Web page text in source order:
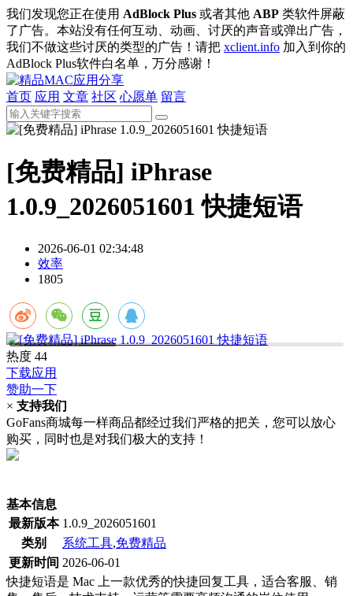
我们发现您正在使用 AdBlock Plus 或者其他 ABP 类软件屏蔽
了广告。本站没有任何互动、动画、讨厌的声音或弹出广告，
我们不做这些讨厌的类型的广告！请把 xclient.info 加入到你的
AdBlock Plus软件白名单，万分感谢！
首页 应用 文章 社区 心愿单 留言
[免费精品] iPhrase
1.0.9_2026051601 快捷短语
2026-06-01 02:34:48
效率
1805
热度 44
下载应用
赞助一下
× 支持我们
GoFans商城每一样商品都经过我们严格的把关，您可以放心
购买，同时也是对我们极大的支持！
基本信息
最新版本 1.0.9_2026051601
类别
系统工具,免费精品
更新时间 2026-06-01
快捷短语是 Mac 上一款优秀的快捷回复工具，适合客服、销